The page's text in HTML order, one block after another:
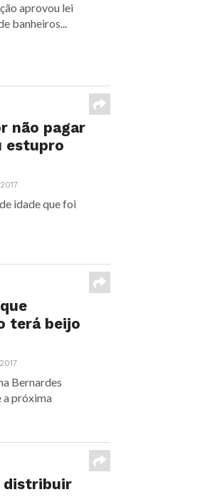
aprovou lei
banheiros...
não pagar
estupro
idade que foi
terá beijo
Bernardes
a próxima
distribuir